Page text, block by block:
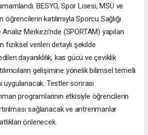
BESYO, Spor Lisesi, MSÜ ve
katılımıyla Sporcu Sağlığı
Merkezi’nde (SPORTAM) yapılan
fiziksel verileri detaylı şekilde
dayanıklılık, kas gücü ve çeviklik
gelişimine yönelik bilimsel temelli
uygulanacak. Testler sonrası
programlarının etkisiyle öğrencilerin
sağlanacak ve antrenmanlar
önlenecek.